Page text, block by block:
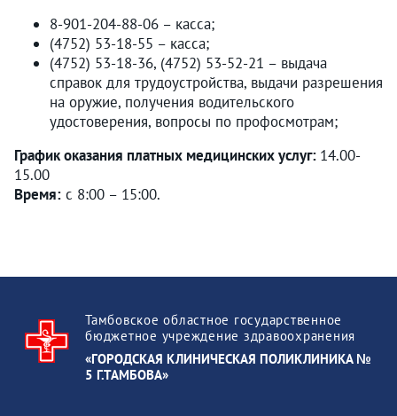
8-901-204-88-06 – касса;
(4752) 53-18-55 – касса;
(4752) 53-18-36, (4752) 53-52-21 – выдача
справок для трудоустройства, выдачи разрешения
на оружие, получения водительского
удостоверения, вопросы по профосмотрам;
График оказания платных медицинских услуг: 14.00-
15.00
Время: с 8:00 – 15:00.
Тамбовское областное государственное
бюджетное учреждение здравоохранения
«ГОРОДСКАЯ КЛИНИЧЕСКАЯ ПОЛИКЛИНИКА №
5 Г.ТАМБОВА»